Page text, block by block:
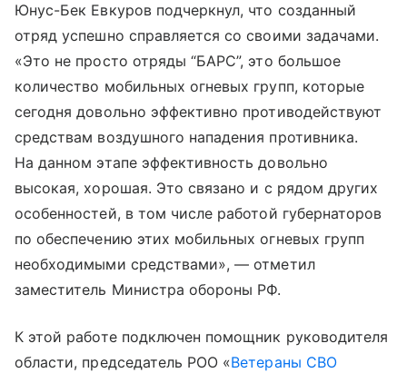
Юнус-Бек Евкуров подчеркнул, что созданный
отряд успешно справляется со своими задачами.
«Это не просто отряды “БАРС”, это большое
количество мобильных огневых групп, которые
сегодня довольно эффективно противодействуют
средствам воздушного нападения противника.
На данном этапе эффективность довольно
высокая, хорошая. Это связано и с рядом других
особенностей, в том числе работой губернаторов
по обеспечению этих мобильных огневых групп
необходимыми средствами», — отметил
заместитель Министра обороны РФ.
К этой работе подключен помощник руководителя
области, председатель РОО «Ветераны СВО